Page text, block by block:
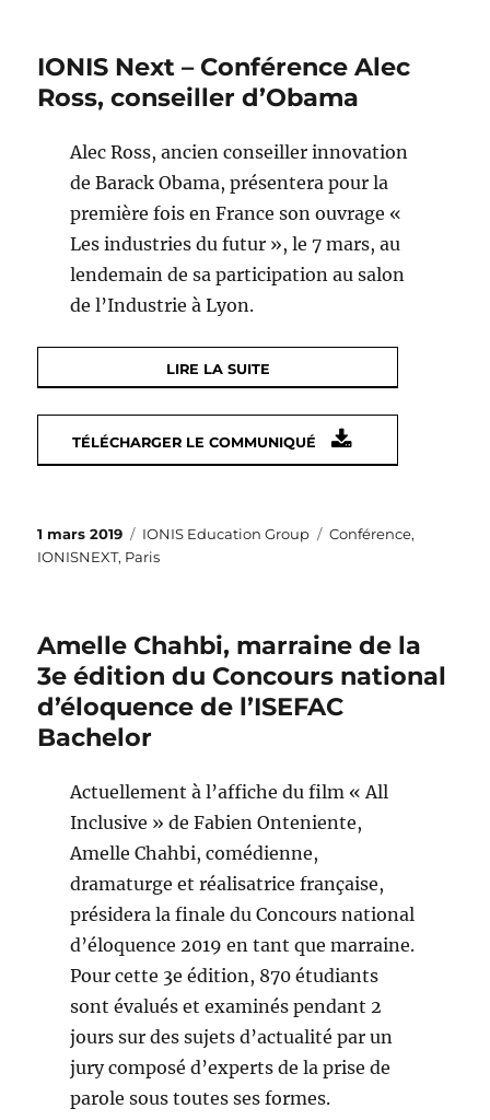
IONIS Next – Conférence Alec
Ross, conseiller d’Obama
Alec Ross, ancien conseiller innovation
de Barack Obama, présentera pour la
première fois en France son ouvrage «
Les industries du futur », le 7 mars, au
lendemain de sa participation au salon
de l’Industrie à Lyon.
LIRE LA SUITE
TÉLÉCHARGER LE COMMUNIQUÉ
Publié
le
1 mars 2019 Catégories
IONIS Education Group Étiquettes
Conférence,
IONISNEXT, Paris
Amelle Chahbi, marraine de la
3e édition du Concours national
d’éloquence de l’ISEFAC
Bachelor
Actuellement à l’affiche du film « All
Inclusive » de Fabien Onteniente,
Amelle Chahbi, comédienne,
dramaturge et réalisatrice française,
présidera la finale du Concours national
d’éloquence 2019 en tant que marraine.
Pour cette 3e édition, 870 étudiants
sont évalués et examinés pendant 2
jours sur des sujets d’actualité par un
jury composé d’experts de la prise de
parole sous toutes ses formes.